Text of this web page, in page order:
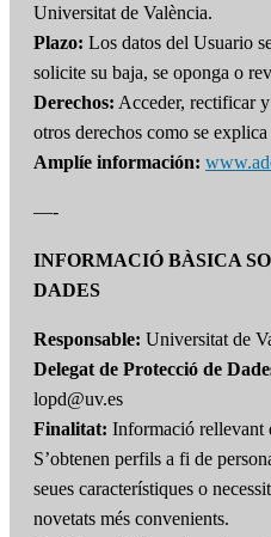
Universitat de València.
Plazo: Los datos del Usuario
solicite su baja, se oponga o
Derechos: Acceder, rectificar
otros derechos como se
Amplíe información:
—-
INFORMACIÓ BÀSICA
DADES
Responsable: Universitat de
Delegat de Protecció de
lopd@uv.es
Finalitat: Informació rellevant
S’obtenen perfils a fi de
seues característiques o
novetats més convenients.